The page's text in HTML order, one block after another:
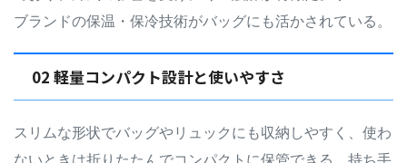
ブランドの保温・保冷技術がバッグにも活かされている。
02 軽量コンパクト設計と使いやすさ
スリムな形状でバッグやリュックにも収納しやすく、使わ
ないときは折りたたんでコンパクトに保管できる。持ち手